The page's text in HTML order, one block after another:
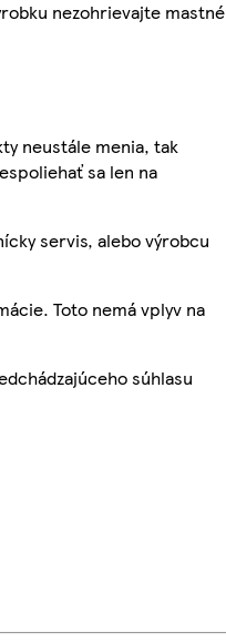
nezohrievajte mastné
neustále menia, tak
sa len na
servis, alebo výrobcu
Toto nemá vplyv na
súhlasu